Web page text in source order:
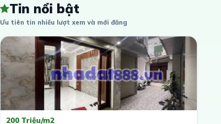
Tin nổi bật
Ưu tiên tin nhiều lượt xem và mới đăng
200 Triệu/m2